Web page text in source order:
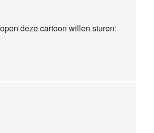
deze cartoon willen sturen: